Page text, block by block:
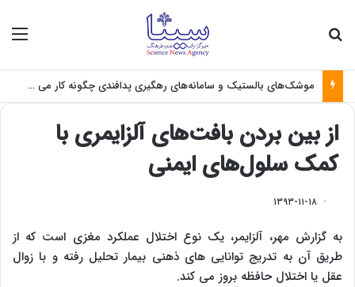
موشک‌های بالستیک و سامانه‌های رهگیری پدافندی چگونه کار می کنند؟
از بین بردن بافت‌های آلزایمری با
کمک سلول‌های ایمنی
۱۳۹۳-۱۱-۱۸
به گزارش مهر، آلزایمر، یک نوع اختلال عملکرد مغزی است که از
طریق آن به تدریج توانایی های ذهنی بیمار تحلیل رفته و با زوال
عقل یا اختلال حافظه بروز می کند.